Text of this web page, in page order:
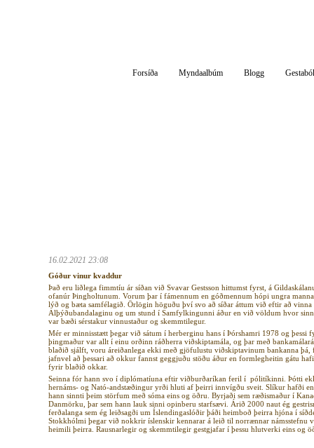
Forsíða Myndaalbúm Blogg
16.02.2021 23:08
Góður vinur kvaddur
Það eru liðlega fimmtíu ár síðan við Svavar Gestsson hittumst fyrst, á
ofanúr Þingholtunum. Vorum þar í fámennum en góðmennum hópi ungra
lýð og bæta samfélagið. Örlögin höguðu því svo að síðar áttum við eftir að
Alþýðubandalaginu og um stund í Samfylkingunni áður en við völdum hvor
var bæði sérstakur vinnustaður og skemmtilegur.
Mér er minnisstætt þegar við sátum í herberginu hans í Þórshamri 1978 og
þingmaður var allt í einu orðinn ráðherra viðskiptamála, og þar með
blaðið sjálft, voru áreiðanlega ekki með gjöfulustu viðskiptavinum bankanna
jafnvel að þessari að okkur fannst geggjuðu stöðu áður en formlegheitin gátu
fyrir blaðið okkar.
Seinna fór hann svo í diplómatíuna eftir viðburðaríkan feril í pólitíkinni. Þótti
hernáms- og Nató-andstæðingur yrði hluti af þeirri innvígðu sveit. Slíkur hafði
hann sinnti þeim störfum með sóma eins og öðru. Byrjaði sem ræðismaður í
Danmörku, þar sem hann lauk sinni opinberu starfsævi. Árið 2000 naut ég
ferðalanga sem ég leiðsagði um Íslendingaslóðir þáði heimboð þeirra hjóna í
Stokkhólmi þegar við nokkrir íslenskir kennarar á leið til norrænnar námsstefnu
heimili þeirra. Rausnarlegir og skemmtilegir gestgjafar í þessu hlutverki eins og